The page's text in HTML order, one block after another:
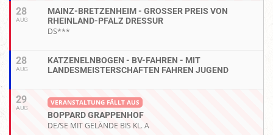
28
AUG
MAINZ-BRETZENHEIM - GROSSER PREIS VON R
HEINLAND-PFALZ DRESSUR
DS***
28
AUG
KATZENELNBOGEN - BV-FAHREN - MIT
LANDESMEISTERSCHAFTEN FAHREN JUGEND
29
AUG
VERANSTALTUNG FÄLLT AUS
BOPPARD GRAPPENHOF
DE/SE MIT GELÄNDE BIS KL. A